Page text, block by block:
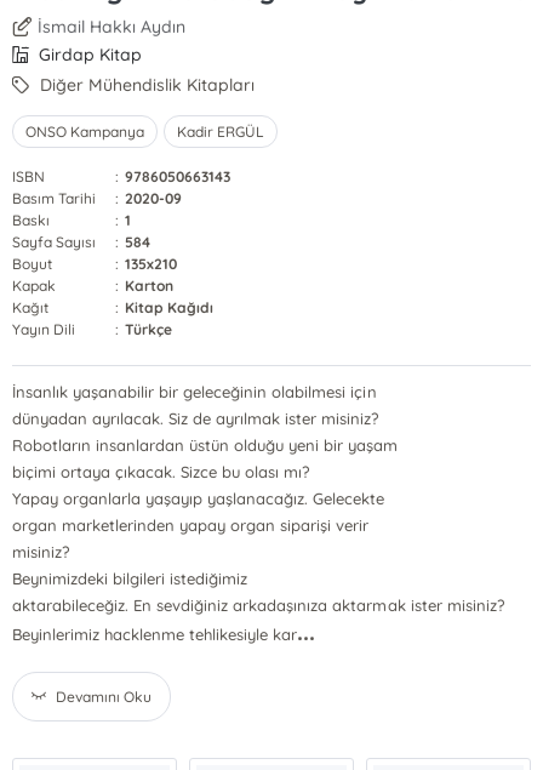
İsmail Hakkı Aydın
Girdap Kitap
Diğer Mühendislik Kitapları
ONSO Kampanya Kadir ERGÜL
ISBN : 9786050663143
Basım Tarihi
: 2020-09
Baskı
: 1
Sayfa Sayısı
: 584
Boyut
: 135x210
Kapak
: Karton
Kağıt
: Kitap Kağıdı
Yayın Dili
: Türkçe
İnsanlık yaşanabilir bir geleceğinin olabilmesi için
dünyadan ayrılacak. Siz de ayrılmak ister misiniz?
Robotların insanlardan üstün olduğu yeni bir yaşam
biçimi ortaya çıkacak. Sizce bu olası mı?
Yapay organlarla yaşayıp yaşlanacağız. Gelecekte
organ marketlerinden yapay organ siparişi verir
misiniz?
Beynimizdeki bilgileri istediğimiz
aktarabileceğiz. En sevdiğiniz arkadaşınıza aktarmak ister misiniz?
Beyinlerimiz hacklenme tehlikesiyle kar...
Devamını Oku